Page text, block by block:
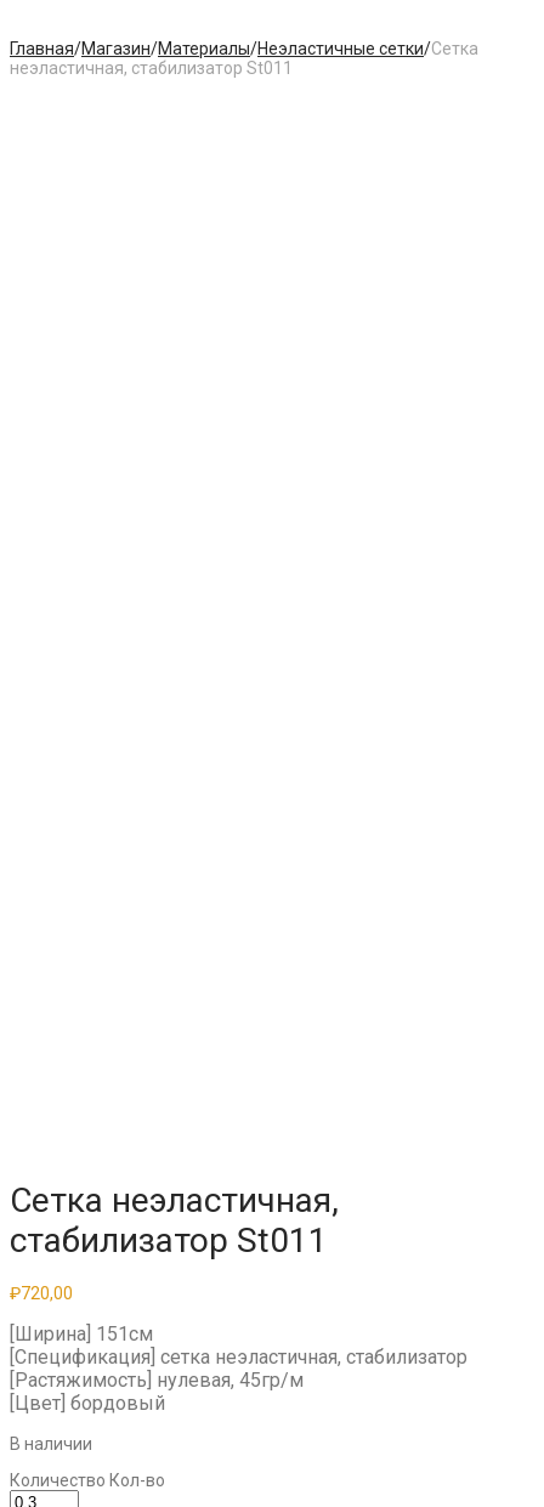
Главная/Магазин/Материалы/Неэластичные сетки/Сетка
неэластичная, стабилизатор St011
Сетка неэластичная,
стабилизатор St011
₽720,00
[Ширина] 151см
[Спецификация] сетка неэластичная, стабилизатор
[Растяжимость] нулевая, 45гр/м
[Цвет] бордовый
В наличии
Количество Кол-во